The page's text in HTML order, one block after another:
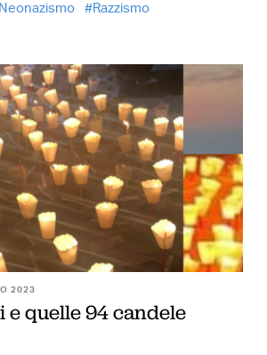
Neonazismo Razzismo
2023
e quelle 94 candele